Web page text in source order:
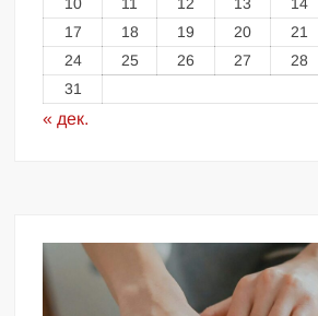
17
18 19 20 21
24
25 26 27 28
31
« дек.